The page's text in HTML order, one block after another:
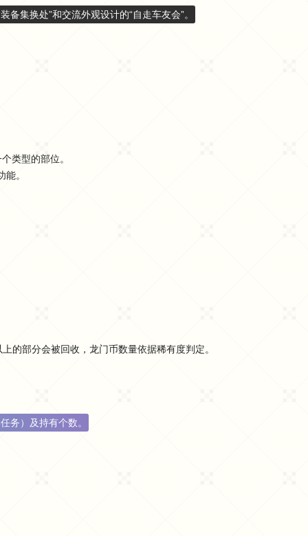
备集换处”和交流外观设计的“自走车友会”。
类型的部位。
。
上的部分会被回收，龙门币数量依据稀有度判定。
务）及持有个数。